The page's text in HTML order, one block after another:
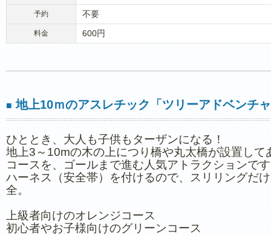
予約 不要
料金 600円
■ 地上10ｍのアスレチック「ツリーアドベンチ
ひととき、大人も子供もターザンになる！
地上3～10mの木の上につり橋や丸太橋が設置して
コースを、ゴールまで進む人気アトラクションで
ハーネス（安全帯）を付けるので、スリリングだ
全。
上級者向けのオレンジコース
初心者やお子様向けのグリーンコース